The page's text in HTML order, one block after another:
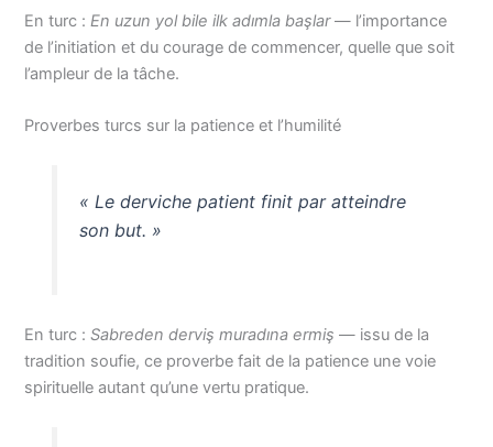
En turc : En uzun yol bile ilk adımla başlar— l’importance
de l’initiation et du courage de commencer, quelle que soit
l’ampleur de la tâche.
Proverbes turcs sur la patience et l’humilité
« Le derviche patient finit par atteindre
son but. »
En turc :Sabreden derviş muradına ermiş — issu de la
tradition soufie, ce proverbe fait de la patience une voie
spirituelle autant qu’une vertu pratique.